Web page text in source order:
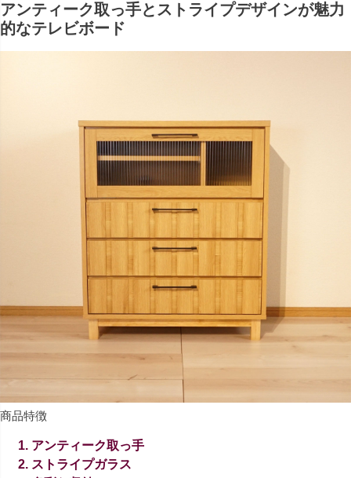
アンティーク取っ手とストライプデザインが魅力
的なテレビボード
商品特徴
アンティーク取っ手
ストライプガラス